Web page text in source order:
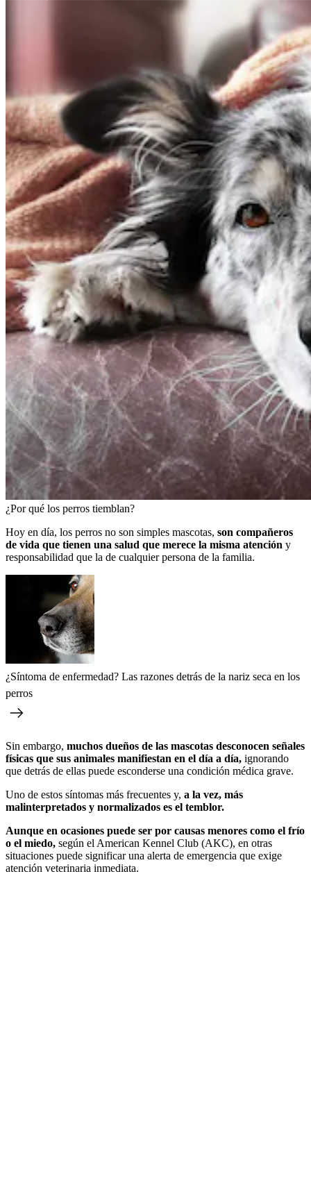
¿Por qué los perros tiemblan?
Hoy en día, los perros no son simples mascotas, son compañeros
de vida que tienen una salud que merece la misma atención y
responsabilidad que la de cualquier persona de la familia.
¿Síntoma de enfermedad? Las razones detrás de la nariz seca en los
perros
Sin embargo, muchos dueños de las mascotas desconocen señales
físicas que sus animales manifiestan en el día a día, ignorando
que detrás de ellas puede esconderse una condición médica grave.
Uno de estos síntomas más frecuentes y, a la vez, más
malinterpretados y normalizados es el temblor.
Aunque en ocasiones puede ser por causas menores como el frío
o el miedo, según el American Kennel Club (AKC), en otras
situaciones puede significar una alerta de emergencia que exige
atención veterinaria inmediata.